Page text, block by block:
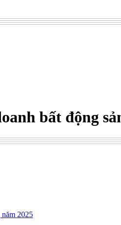
bất động
2025